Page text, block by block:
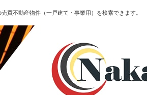
買不動産物件（一戸建て・事業用）を検索できます。